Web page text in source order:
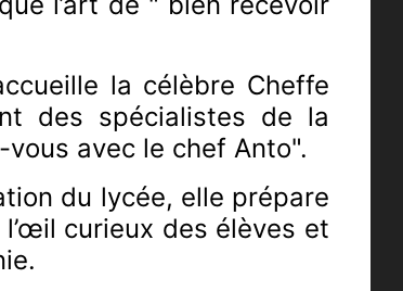
la célèbre Cheffe
des spécialistes de la
avec le chef Anto".
du lycée, elle prépare
curieux des élèves et